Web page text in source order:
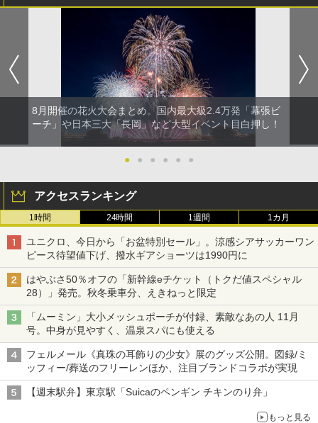
8月開催の花火大会まとめ。国内最大級2.4万発「幕張ビ
ーチ」や日本三大「長岡」など大型イベント目白押し！
● ● ● ● ● ●
アクセスランキング
1時間 24時間 1週間 1カ月
ユニクロ、今日から「お盆特別セール」。涼感シアサッカーワン
ピース待望値下げ、撥水ギアショーツは1990円に
はやぶさ50％オフの「新幹線eチケット（トクだ値スペシャル
28）」発売。秋冬乗車分、えきねっと限定
「ムーミン」大小メッシュポーチが付録、素敵なあの人 11月
号。中身が見やすく、温泉スパにも使える
フェルメール《真珠の耳飾りの少女》展のグッズ公開。図録/ミ
ッフィー/葬送のフリーレンほか、注目ブランドコラボが実現
【週末駅弁】東京駅「Suicaのペンギン チキンのり弁」
もっと見る